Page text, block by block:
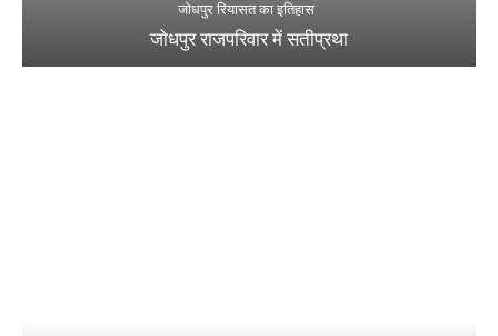
जोधपुर रियासत का इतिहास
जोधपुर राजपरिवार में सतीप्रथा